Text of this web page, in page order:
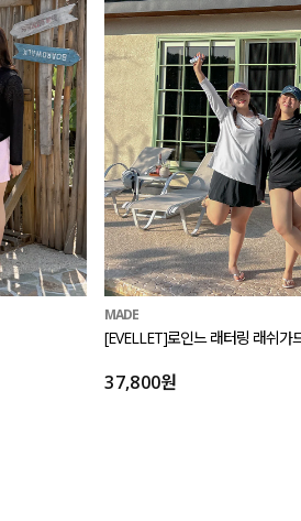
MADE
[EVELLET]로인느 래터링 래쉬가
37,800원